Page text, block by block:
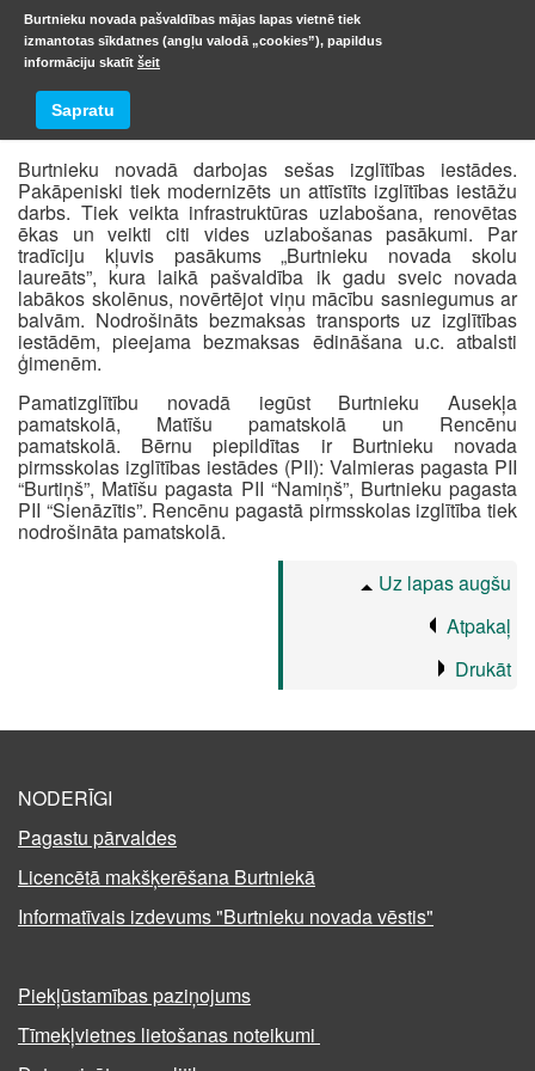
Izglītība
Burtnieku novadā darbojas sešas izglītības iestādes.
Pakāpeniski tiek modernizēts un attīstīts izglītības iestāžu
darbs. Tiek veikta infrastruktūras uzlabošana, renovētas
ēkas un veikti citi vides uzlabošanas pasākumi. Par
tradīciju kļuvis pasākums „Burtnieku novada skolu
laureāts”, kura laikā pašvaldība ik gadu sveic novada
labākos skolēnus, novērtējot viņu mācību sasniegumus ar
balvām. Nodrošināts bezmaksas transports uz izglītības
iestādēm, pieejama bezmaksas ēdināšana u.c. atbalsti
ģimenēm.
Pamatizglītību novadā iegūst Burtnieku Ausekļa
pamatskolā, Matīšu pamatskolā un Rencēnu
pamatskolā. Bērnu piepildītas ir Burtnieku novada
pirmsskolas izglītības iestādes (PII): Valmieras pagasta PII
“Burtiņš”, Matīšu pagasta PII “Namiņš”, Burtnieku pagasta
PII “Sienāzītis”. Rencēnu pagastā pirmsskolas izglītība tiek
nodrošināta pamatskolā.
Uz lapas augšu
Atpakaļ
Drukāt
NODERĪGI
Pagastu pārvaldes
Licencētā makšķerēšana Burtniekā
Informatīvais izdevums "Burtnieku novada vēstis"
Piekļūstamības paziņojums
Tīmekļvietnes lietošanas noteikumi
Burtnieku novada pašvaldības mājas lapas vietnē tiek
izmantotas sīkdatnes (angļu valodā „cookies”), papildus
informāciju skatīt šeit
Sapratu